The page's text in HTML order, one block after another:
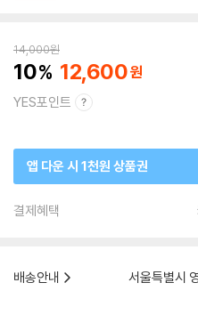
14,000원
10 12,600
YES포인트
앱 다운 시 1천원 상품권
결제혜택
배송안내
서울특별시